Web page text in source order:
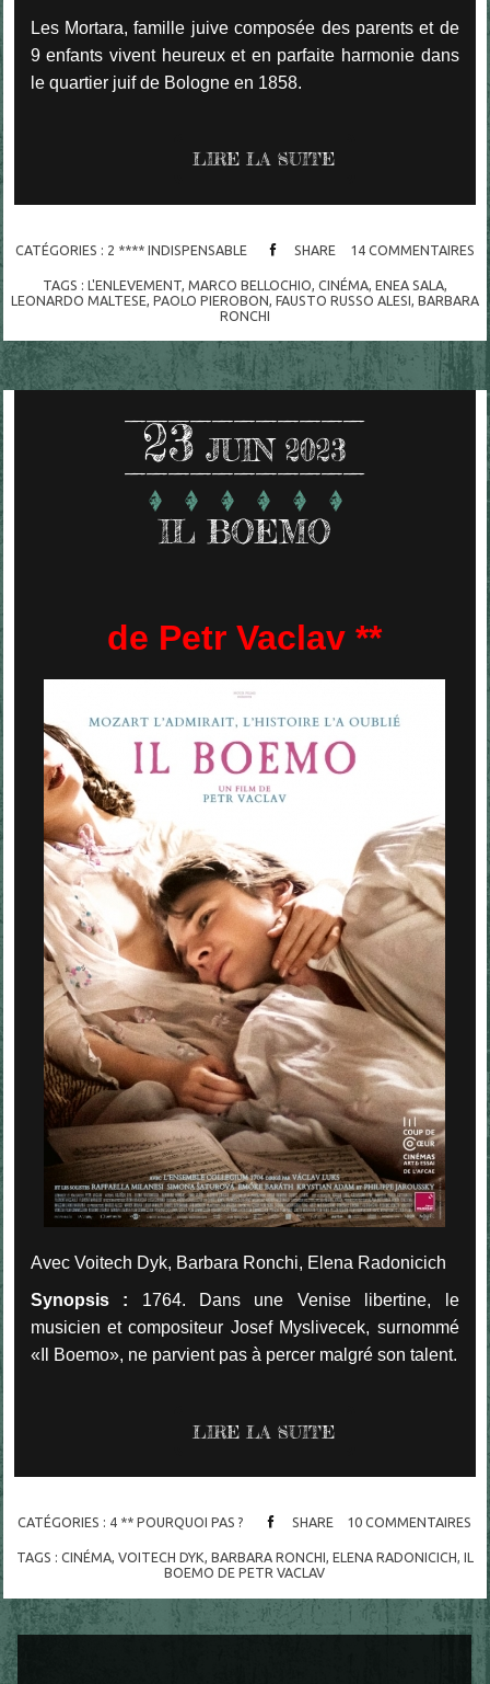
Les Mortara, famille juive composée des parents et de
9 enfants vivent heureux et en parfaite harmonie dans
le quartier juif de Bologne en 1858.
LIRE LA SUITE
CATÉGORIES : 2 **** INDISPENSABLE SHARE 14 COMMENTAIRES
TAGS : L'ENLEVEMENT, MARCO BELLOCHIO, CINÉMA, ENEA SALA,
LEONARDO MALTESE, PAOLO PIEROBON, FAUSTO RUSSO ALESI, BARBARA
RONCHI
23 JUIN 2023
IL BOEMO
de Petr Vaclav **
Avec Voitech Dyk, Barbara Ronchi, Elena Radonicich
Synopsis : 1764. Dans une Venise libertine, le
musicien et compositeur Josef Myslivecek, surnommé
«Il Boemo», ne parvient pas à percer malgré son talent.
LIRE LA SUITE
CATÉGORIES : 4 ** POURQUOI PAS ? SHARE 10 COMMENTAIRES
TAGS : CINÉMA, VOITECH DYK, BARBARA RONCHI, ELENA RADONICICH, IL
BOEMO DE PETR VACLAV